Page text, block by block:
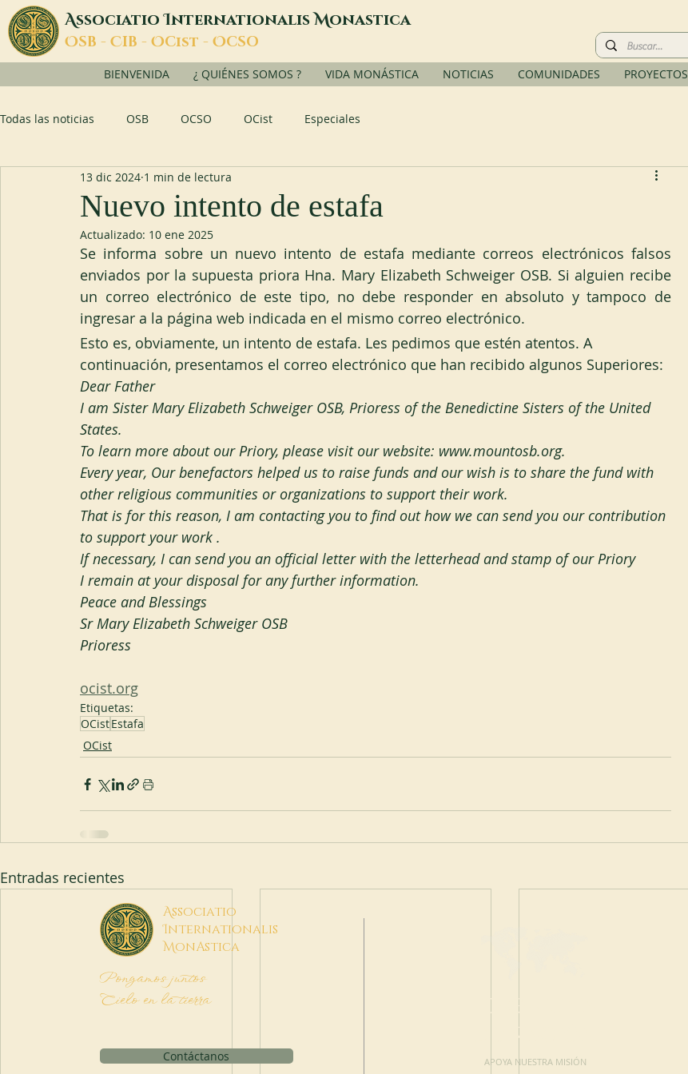
AssociatioInternationalisMonastica
OSB - CIB - OCist - OCSO
BIENVENIDA ¿ QUIÉNES SOMOS ? VIDA MONÁSTICA NOTICIAS COMUNIDADES PROYECTOS
Todas las noticias OSB OCSO OCist Especiales
Nuevo intento de estafa
13 dic 2024 1 min de lectura
Actualizado: 10 ene 2025
Se informa sobre un nuevo intento de estafa mediante correos electrónicos falsos
enviados por la supuesta priora Hna. Mary Elizabeth Schweiger OSB. Si alguien recibe
un correo electrónico de este tipo, no debe responder en absoluto y tampoco de
ingresar a la página web indicada en el mismo correo electrónico.
Esto es, obviamente, un intento de estafa. Les pedimos que estén atentos. A
continuación, presentamos el correo electrónico que han recibido algunos Superiores:
Dear Father
I am Sister Mary Elizabeth Schweiger OSB, Prioress of the Benedictine Sisters of the United
States.
To learn more about our Priory, please visit our website: www.mountosb.org.
Every year, Our benefactors helped us to raise funds and our wish is to share the fund with
other religious communities or organizations to support their work.
That is for this reason, I am contacting you to find out how we can send you our contribution
to support your work .
If necessary, I can send you an official letter with the letterhead and stamp of our Priory
I remain at your disposal for any further information.
Peace and Blessings
Sr Mary Elizabeth Schweiger OSB
Prioress
ocist.org
Etiquetas:
OCistEstafa
OCist
Entradas recientes
Associatio
Internationalis
MonAstica
Pongamos juntos
Cielo en la tierra
Contáctanos
HAGA UNA
DONACIÓN
APOYA NUESTRA MISIÓN